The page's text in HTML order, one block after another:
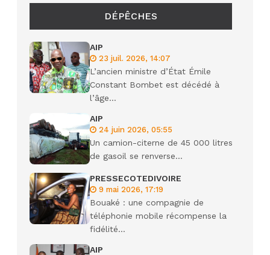
DÉPÊCHES
AIP
23 juil. 2026, 14:07
L’ancien ministre d’État Émile
Constant Bombet est décédé à
l’âge...
AIP
24 juin 2026, 05:55
Un camion-citerne de 45 000 litres
de gasoil se renverse...
PRESSECOTEDIVOIRE
9 mai 2026, 17:19
Bouaké : une compagnie de
téléphonie mobile récompense la
fidélité...
AIP